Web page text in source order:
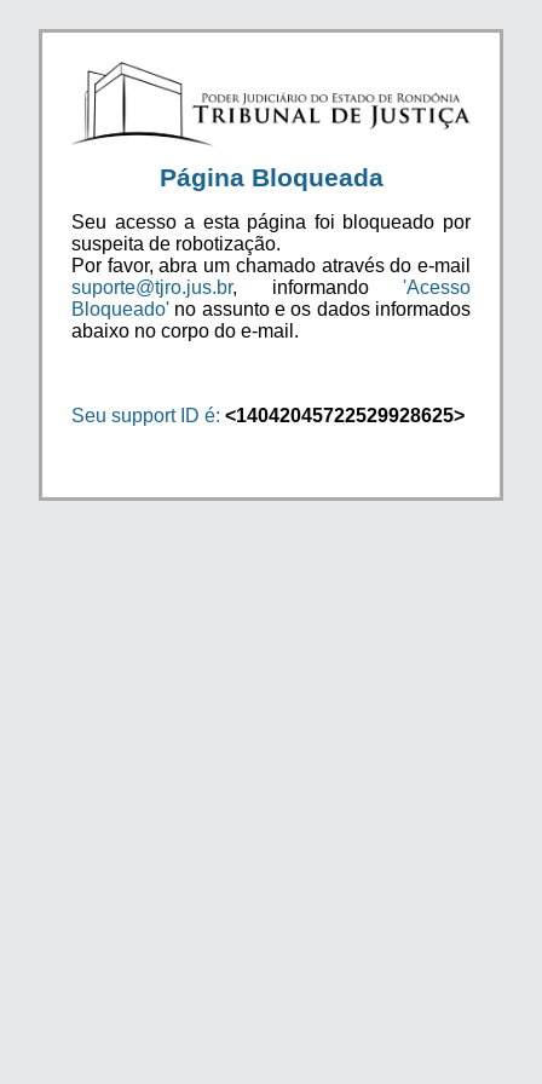
Página Bloqueada
Seu acesso a esta página foi bloqueado por
suspeita de robotização.
Por favor, abra um chamado através do e-mail
suporte@tjro.jus.br, informando 'Acesso
Bloqueado' no assunto e os dados informados
abaixo no corpo do e-mail.
Seu support ID é: <14042045722529928625>